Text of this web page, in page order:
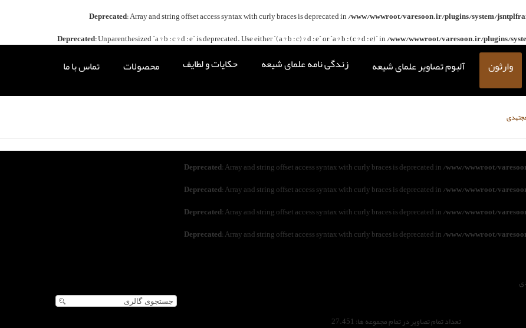
Deprecated: Array and string offset access syntax with curly braces is deprecated in/www/wwwroot/varesoon.ir/plugins/system/
Deprecated: Unparenthesized `a ? b : c ? d : e` is deprecated. Use either `(a ? b : c) ? d : e` or `a ? b : (c ? d : e)` in/www/wwwroot/varesoon.ir/plugins/
وارثون آلبوم تصاویر علمای شیعه زندگی نامه علمای شیعه حکایات و لطایف محصولات تماس با ما
Deprecated: Array and string offset access syntax with curly braces is deprecated in/www/wwwroot/
Deprecated: Array and string offset access syntax with curly braces is deprecated in/www/wwwroot/
Deprecated: Array and string offset access syntax with curly braces is deprecated in/www/wwwroot/
Deprecated: Array and string offset access syntax with curly braces is deprecated in/www/wwwroot/
تعداد تمام تصاویر در تمام مجموعه ها: 27.451